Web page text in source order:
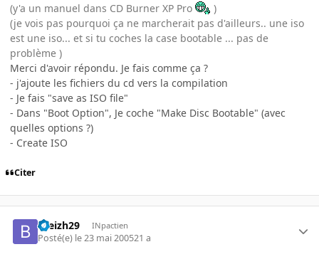
(y'a un manuel dans CD Burner XP Pro
)
(je vois pas pourquoi ça ne marcherait pas d'ailleurs.. une iso
est une iso... et si tu coches la case bootable ... pas de
problème )
Merci d'avoir répondu. Je fais comme ça ?
- j'ajoute les fichiers du cd vers la compilation
- Je fais "save as ISO file"
- Dans "Boot Option", Je coche "Make Disc Bootable" (avec
quelles options ?)
- Create ISO
Citer
breizh29 INpactien
Posté(e) le 23 mai 200521 a